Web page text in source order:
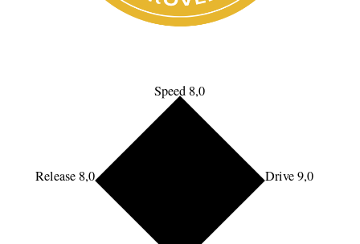
Speed 8,0
Drive 9,0
Release 8,0